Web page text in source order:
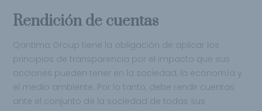
Rendición de cuentas
Qantima Group tiene la obligación de aplicar los
principios de transparencia por el impacto que sus
acciones pueden tener en la sociedad, la economía y
el medio ambiente. Por lo tanto, debe rendir cuentas
ante el conjunto de la sociedad de todas sus